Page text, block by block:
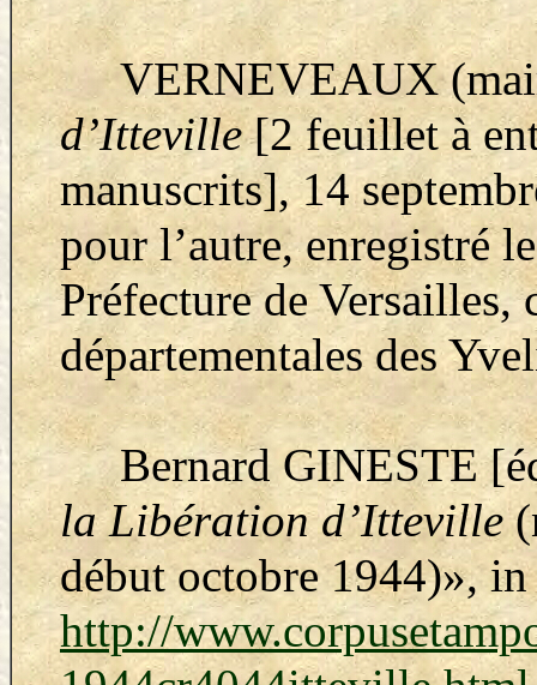
VERNEVEAUX
d’Itteville [2 feuillet à
manuscrits], 14
pour l’autre, enregistré
Préfecture de Versailles,
départementales des
Bernard GINESTE
la Libération d’Itteville
début octobre 1944)»,
http://